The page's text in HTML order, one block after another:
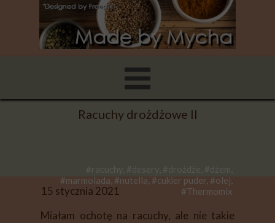
#racuchy, #desery, #drożdże, #dżem,
#marmolada, #nutella, #cukier puder, #olej,
#Thermomix
15 stycznia 2021
Racuchy drożdżowe II
Miałam ochotę na racuchy, ale nie takie